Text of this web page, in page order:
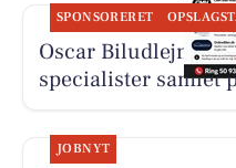
SPONSORERET
Oscar Biludlejning
specialister samlet
JOBNYT